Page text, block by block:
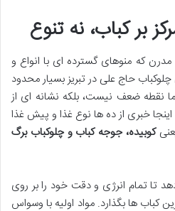
بر کباب، نه تنوع
که منوهای گسترده ای با انواع و
حاج علی در تبریز بسیار محدود
نقطه ضعف نیست، بلکه نشانه ای از
خبری از ده ها نوع غذا و پیش غذا
کوبیده، جوجه کباب و چلوکباب برگ
تا تمام انرژی و دقت خود را بر روی
کباب ها بگذارد. مواد اولیه با وسواس